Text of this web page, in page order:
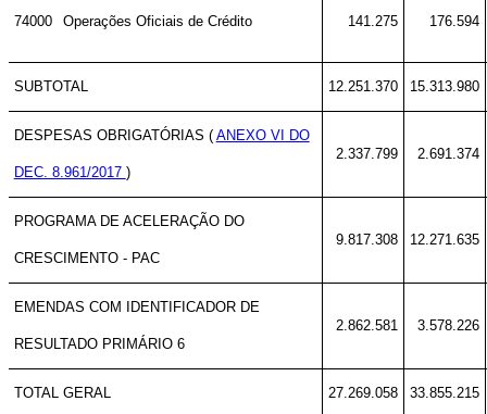
74000 Operações Oficiais de Crédito 141.275 176.594
SUBTOTAL 12.251.370 15.313.980
DESPESAS OBRIGATÓRIAS ( ANEXO VI DO
DEC. 8.961/2017 )
2.337.799 2.691.374
PROGRAMA DE ACELERAÇÃO DO
CRESCIMENTO - PAC
9.817.308 12.271.635
EMENDAS COM IDENTIFICADOR DE
RESULTADO PRIMÁRIO 6
2.862.581 3.578.226
TOTAL GERAL 27.269.058 33.855.215